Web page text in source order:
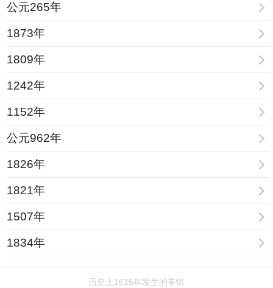
公元265年
1873年
1809年
1242年
1152年
公元962年
1826年
1821年
1507年
1834年
历史上1615年发生的事情